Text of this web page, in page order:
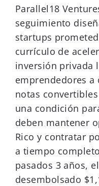
Parallel18
seguimiento
startups
currículo de
inversión privada
emprendedores a
notas
una condición
deben mantener
Rico y contratar
a tiempo
pasados 3 años,
desembolsado